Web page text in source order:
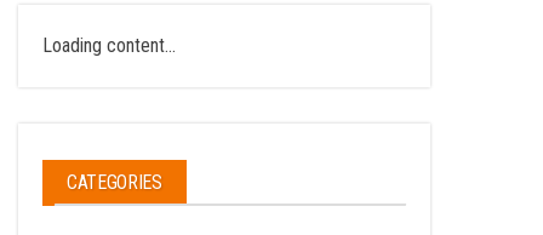
Loading content...
CATEGORIES